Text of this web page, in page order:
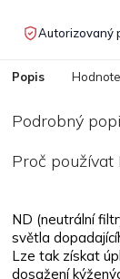
Autorizovaný
Popis
Podrobný
Proč používat
ND (neutrální
světla
Lze tak získat
dosažení